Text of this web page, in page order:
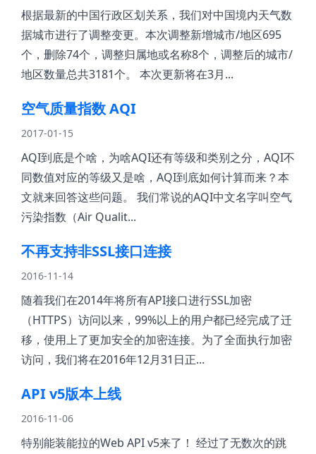
根据最新的中国行政区划关系，我们对中国境内天气数
据城市进行了调整变更。本次调整新增城市/地区695
个，删除74个，调整归属地或名称8个，调整后的城市/
地区数量总共3181个。 本次更新将在3月...
空气质量指数 AQI
2017-01-15
AQI到底是个啥，为啥AQI还有等级和类别之分，AQI不
同数值对应的等级又是啥，AQI到底如何计算而来？本
文就来回答这些问题。 我们常说的AQI中文名字叫空气
污染指数（Air Qualit...
不再支持非SSL接口连接
2016-11-14
随着我们在2014年将所有API接口进行SSL加密
（HTTPS）访问以来，99%以上的用户都已经完成了迁
移，使用上了更加安全的加密连接。为了全面执行加密
访问，我们将在2016年12月31日正...
API v5版本上线
2016-11-06
特别能装能拉的Web API v5来了！ 经过了无数次的跳